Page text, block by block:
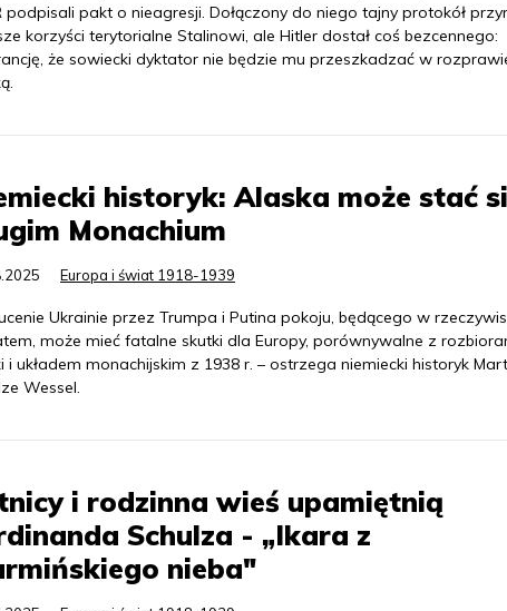
podpisali pakt o nieagresji. Dołączony do niego tajny protokół
korzyści terytorialne Stalinowi, ale Hitler dostał coś bezcennego:
że sowiecki dyktator nie będzie mu przeszkadzać w
historyk: Alaska może stać
Monachium
Europa i świat 1918-1939
Ukrainie przez Trumpa i Putina pokoju, będącego w
może mieć fatalne skutki dla Europy, porównywalne z
i układem monachijskim z 1938 r. – ostrzega niemiecki historyk
Wessel.
i rodzinna wieś upamiętnią
Schulza - „Ikara z
nieba"